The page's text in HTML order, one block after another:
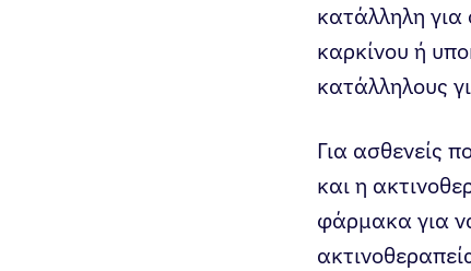
κατάλληλη για
καρκίνου ή
κατάλληλους
Για ασθενείς
και η
φάρμακα για